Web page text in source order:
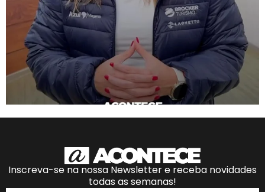
Inscreva-se na nossa Newsletter e receba novidades
todas as semanas!